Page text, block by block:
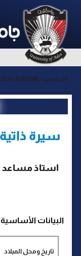
آخر تحديث : 11:02PM
سيرة ذاتية
استاذ مساعد
البيانات الأساسية
تاريخ ومحل الميلاد